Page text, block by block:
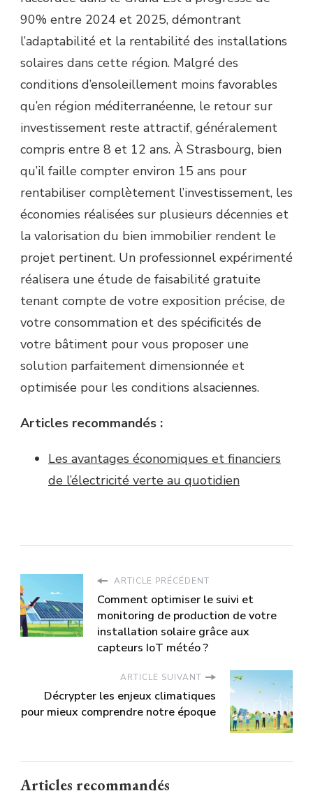
90% entre 2024 et 2025, démontrant
l’adaptabilité et la rentabilité des installations
solaires dans cette région. Malgré des
conditions d’ensoleillement moins favorables
qu’en région méditerranéenne, le retour sur
investissement reste attractif, généralement
compris entre 8 et 12 ans. À Strasbourg, bien
qu’il faille compter environ 15 ans pour
rentabiliser complètement l’investissement, les
économies réalisées sur plusieurs décennies et
la valorisation du bien immobilier rendent le
projet pertinent. Un professionnel expérimenté
réalisera une étude de faisabilité gratuite
tenant compte de votre exposition précise, de
votre consommation et des spécificités de
votre bâtiment pour vous proposer une
solution parfaitement dimensionnée et
optimisée pour les conditions alsaciennes.
Articles recommandés :
Les avantages économiques et financiers
de l’électricité verte au quotidien
ARTICLE PRÉCÉDENT
Comment optimiser le suivi et
monitoring de production de votre
installation solaire grâce aux
capteurs IoT météo ?
ARTICLE SUIVANT
Décrypter les enjeux climatiques
pour mieux comprendre notre époque
Articles recommandés